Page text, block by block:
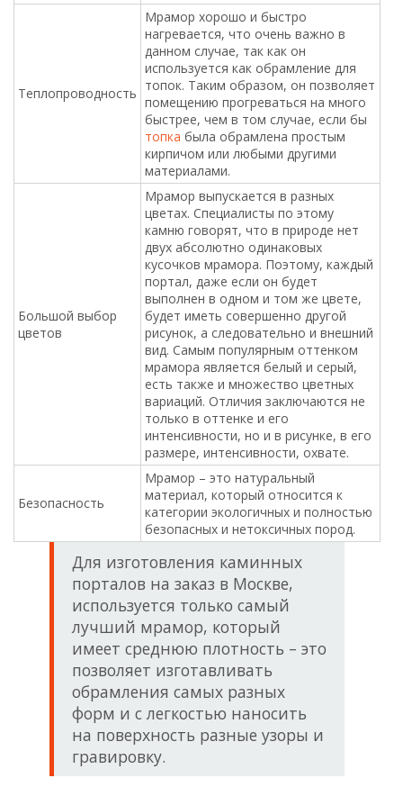
Теплопроводность
Мрамор хорошо и быстро
нагревается, что очень важно в
данном случае, так как он
используется как обрамление для
топок. Таким образом, он позволяет
помещению прогреваться на много
быстрее, чем в том случае, если бы
топка была обрамлена простым
кирпичом или любыми другими
материалами.
Большой выбор
цветов
Мрамор выпускается в разных
цветах. Специалисты по этому
камню говорят, что в природе нет
двух абсолютно одинаковых
кусочков мрамора. Поэтому, каждый
портал, даже если он будет
выполнен в одном и том же цвете,
будет иметь совершенно другой
рисунок, а следовательно и внешний
вид. Самым популярным оттенком
мрамора является белый и серый,
есть также и множество цветных
вариаций. Отличия заключаются не
только в оттенке и его
интенсивности, но и в рисунке, в его
размере, интенсивности, охвате.
Безопасность
Мрамор – это натуральный
материал, который относится к
категории экологичных и полностью
безопасных и нетоксичных пород.
Для изготовления каминных
порталов на заказ в Москве,
используется только самый
лучший мрамор, который
имеет среднюю плотность – это
позволяет изготавливать
обрамления самых разных
форм и с легкостью наносить
на поверхность разные узоры и
гравировку.